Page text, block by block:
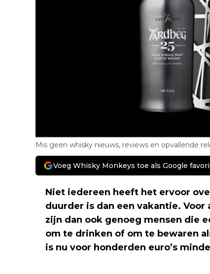
Mis geen whisky nieuws, reviews en opvallende
Voeg Whisky Monkeys toe als Google
Niet iedereen heeft het ervoor
duurder is dan een vakantie.
zijn dan ook genoeg mensen die
om te drinken of om te bewaren
is nu voor honderden euro’s